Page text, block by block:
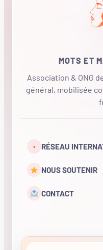
MOTS ET
Association & ONG
général, mobilisée
• RÉSEAU
NOUS SOUTENIR
CONTACT